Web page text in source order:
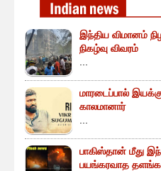
இந்திய விமானம்
நிகழ்வு விவரம்
மாரடைப்பால்
காலமானார்
பாகிஸ்தான் மீது
பயங்கரவாத